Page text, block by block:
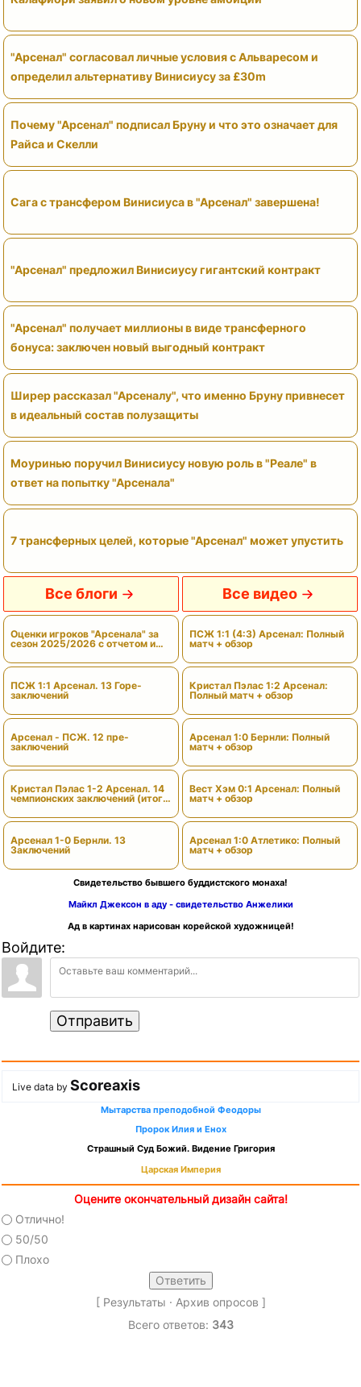
"Арсенал" согласовал личные условия с Альваресом и
определил альтернативу Винисиусу за £30m
Почему "Арсенал" подписал Бруну и что это означает для
Райса и Скелли
Сага с трансфером Винисиуса в "Арсенал" завершена!
"Арсенал" предложил Винисиусу гигантский контракт
"Арсенал" получает миллионы в виде трансферного
бонуса: заключен новый выгодный контракт
Ширер рассказал "Арсеналу", что именно Бруну привнесет
в идеальный состав полузащиты
Моуринью поручил Винисиусу новую роль в "Реале" в
ответ на попытку "Арсенала"
7 трансферных целей, которые "Арсенал" может упустить
Все блоги
Оценки игроков "Арсенала" за
сезон 2025/2026 с отчетом и
ПСЖ 1:1 Арсенал. 13 Горе-
заключений
Арсенал - ПСЖ. 12 пре-
заключений
Кристал Пэлас 1-2 Арсенал. 14
чемпионских заключений (итоги
Арсенал 1-0 Бернли. 13
Заключений
Все видео
ПСЖ 1:1 (4:3) Арсенал: Полный
матч + обзор
Кристал Пэлас 1:2 Арсенал:
Полный матч + обзор
Арсенал 1:0 Бернли: Полный
матч + обзор
Вест Хэм 0:1 Арсенал: Полный
матч + обзор
Арсенал 1:0 Атлетико: Полный
матч + обзор
Свидетельство бывшего буддистского монаха!
Майкл Джексон в аду - свидетельство Анжелики
Ад в картинах нарисован корейской художницей!
Войдите:
Отправить
Live data by Scoreaxis
Мытарства преподобной Феодоры
Пророк Илия и Енох
Страшный Суд Божий. Видение Григория
Царская Империя
Оцените окончательный дизайн сайта!
Отлично!
50/50
Плохо
[ Результаты · Архив опросов ]
Всего ответов: 343